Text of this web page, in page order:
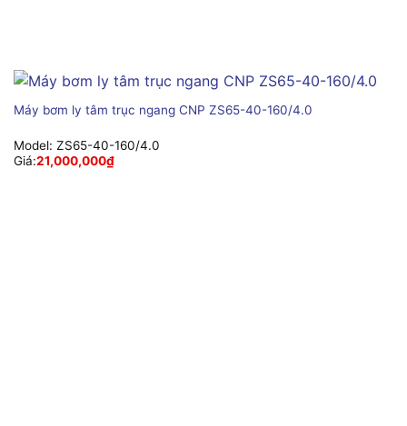
Máy bơm ly tâm trục ngang CNP ZS65-40-160/4.0
Model: ZS65-40-160/4.0
Giá:21,000,000₫